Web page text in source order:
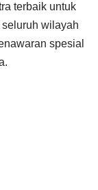
terbaik untuk
wilayah
spesial